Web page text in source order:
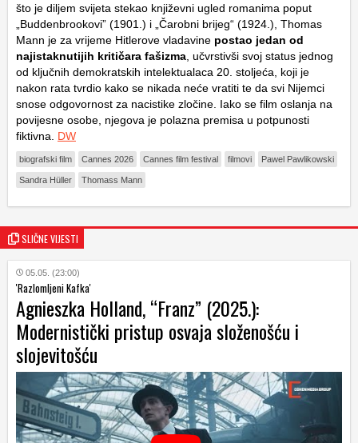
što je diljem svijeta stekao književni ugled romanima poput
„Buddenbrookovi” (1901.) i „Čarobni brijeg“ (1924.), Thomas
Mann je za vrijeme Hitlerove vladavine postao jedan od
najistaknutijih kritičara fašizma , učvrstivši svoj status jednog
od ključnih demokratskih intelektualaca 20. stoljeća, koji je
nakon rata tvrdio kako se nikada neće vratiti te da svi Nijemci
snose odgovornost za nacistike zločine. Iako se film oslanja na
povijesne osobe, njegova je polazna premisa u potpunosti
fiktivna. DW
biografski film Cannes 2026 Cannes film festival filmovi Pawel Pawlikowski
Sandra Hüller Thomass Mann
SLIČNE VIJESTI
05.05. (23:00)
'Razlomljeni Kafka'
Agnieszka Holland, “Franz” (2025.):
Modernistički pristup osvaja složenošću i
slojevitošću